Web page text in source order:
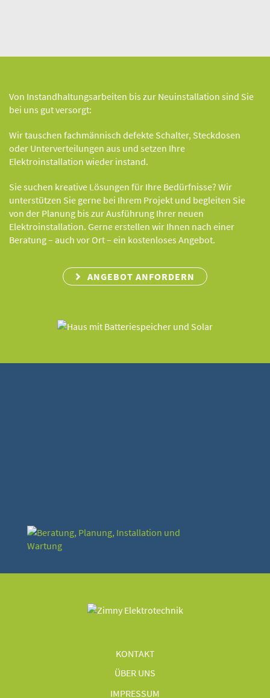
Von Instandhaltungsarbeiten bis zur Neuinstallation sind Sie
bei uns gut versorgt:
Wir tauschen fachmännisch defekte Schalter, Steckdosen
oder Unterverteilungen aus und setzen Ihre
Elektroinstallation wieder instand.
Sie suchen kreative Lösungen für Ihre Bedürfnisse? Wir
unterstützen Sie gerne bei Ihrem Projekt und begleiten Sie
von der Planung bis zur Ausführung Ihrer neuen
Elektroinstallation. Gerne erstellen wir Ihnen nach einer
Beratung – auch vor Ort – ein kostenloses Angebot.
ANGEBOT ANFORDERN
KONTAKT
ÜBER UNS
IMPRESSUM